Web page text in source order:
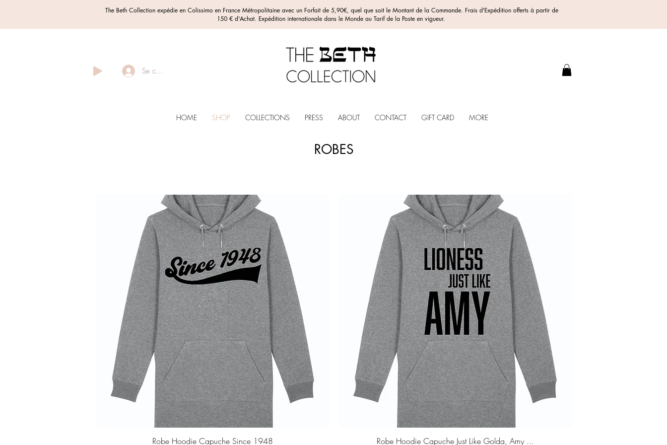
The Beth Collection expédie en Colissimo en France Métropolitaine avec un Forfait de 5,90€, quel que soit le Montant de la Commande. Frais d'Expédition offerts à partir de
150 € d'Achat. Expédition internationale dans le Monde au Tarif de la Poste en vigueur.
Se connecter
HOME SHOP COLLECTIONS PRESS ABOUT CONTACT GIFT CARD MORE
ROBES
Aperçu rapide
Robe Hoodie Capuche Since 1948
Aperçu rapide
Robe Hoodie Capuche Just Like Golda, Amy ...